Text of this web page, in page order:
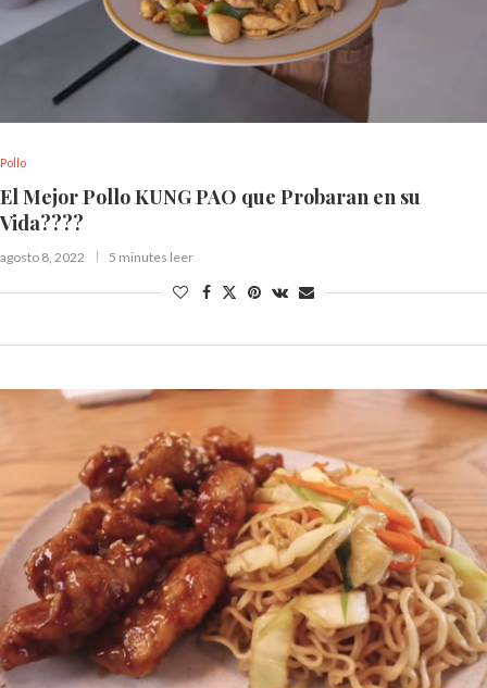
Pollo
El Mejor Pollo KUNG PAO que Probaran en su
Vida????
agosto 8, 2022 5 minutes leer